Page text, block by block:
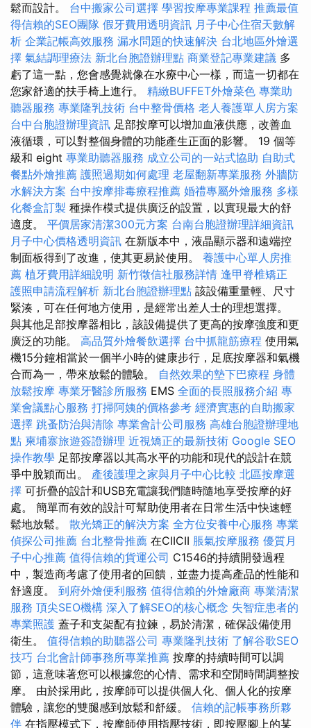
鬆而設計。 台中搬家公司選擇 學習按摩專業課程 推薦最值
得信賴的SEO團隊 假牙費用透明資訊 月子中心住宿天數解
析 企業記帳高效服務 漏水問題的快速解決 台北地區外燴選
擇 氣結調理療法 新北台胞證辦理點 商業登記專業建議 多
虧了這一點，您會感覺就像在水療中心一樣，而這一切都在
您家舒適的扶手椅上進行。 精緻BUFFET外燴菜色 專業助
聽器服務 專業隆乳技術 台中整骨價格 老人養護單人房方案
台中台胞證辦理資訊 足部按摩可以增加血液供應，改善血
液循環，可以對整個身體的功能產生正面的影響。 19 個等
級和 eight 專業助聽器服務 成立公司的一站式協助 自助式
餐點外燴推薦 護照過期如何處理 老屋翻新專業服務 外牆防
水解決方案 台中按摩排毒療程推薦 婚禮專屬外燴服務 多樣
化餐盒訂製 種操作模式提供廣泛的設置，以實現最大的舒
適度。 平價居家清潔300元方案 台南台胞證辦理詳細資訊
月子中心價格透明資訊 在新版本中，液晶顯示器和遠端控
制面板得到了改進，使其更易於使用。 養護中心單人房推
薦 植牙費用詳細說明 新竹徵信社服務詳情 逢甲脊椎矯正
護照申請流程解析 新北台胞證辦理點 該設備重量輕、尺寸
緊湊，可在任何地方使用，是經常出差人士的理想選擇。
與其他足部按摩器相比，該設備提供了更高的按摩強度和更
廣泛的功能。 高品質外燴餐飲選擇 台中抓龍筋療程 使用氣
機15分鐘相當於一個半小時​​的健康步行，足底按摩器和氣機
合而為一，帶來放鬆的體驗。 自然效果的墊下巴療程 身體
放鬆按摩 專業牙醫診所服務 EMS 全面的長照服務介紹 專
業會議點心服務 打掃阿姨的價格參考 經濟實惠的自助搬家
選擇 跳蚤防治與清除 專業會計公司服務 高雄台胞證辦理地
點 柬埔寨旅遊簽證辦理 近視矯正的最新技術 Google SEO
操作教學 足部按摩器以其高水平的功能和現代的設計在競
爭中脫穎而出。 產後護理之家與月子中心比較 北區按摩選
擇 可折疊的設計和USB充電讓我們隨時隨地享受按摩的好
處。 簡單而有效的設計可幫助使用者在日常生活中快速輕
鬆地放鬆。 散光矯正的解決方案 全方位安養中心服務 專業
偵探公司推薦 台北整骨推薦 在CIICII 脹氣按摩服務 優質月
子中心推薦 值得信賴的貨運公司 C1546的持續開發過程
中，製造商考慮了使用者的回饋，並盡力提高產品的性能和
舒適度。 到府外燴便利服務 值得信賴的外燴廠商 專業清潔
服務 頂尖SEO機構 深入了解SEO的核心概念 失智症患者的
專業照護 蓋子和支架配有拉鍊，易於清潔，確保設備使用
衛生。 值得信賴的助聽器公司 專業隆乳技術 了解谷歌SEO
技巧 台北會計師事務所專業推薦 按摩的持續時間可以調
節，這意味著您可以根據您的心情、需求和空閒時間調整按
摩。 由於採用此，按摩師可以提供個人化、個人化的按摩
體驗，讓您的雙腿感到放鬆和舒緩。 信賴的記帳事務所夥
伴 在指壓模式下，按摩師使用指壓技術，即按壓腳上的某